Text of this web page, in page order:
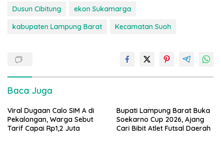
Dusun Cibitung
ekon Sukamarga
kabupaten Lampung Barat
Kecamatan Suoh
Baca Juga
Viral Dugaan Calo SIM A di
Pekalongan, Warga Sebut
Tarif Capai Rp1,2 Juta
Bupati Lampung Barat Buka
Soekarno Cup 2026, Ajang
Cari Bibit Atlet Futsal Daerah